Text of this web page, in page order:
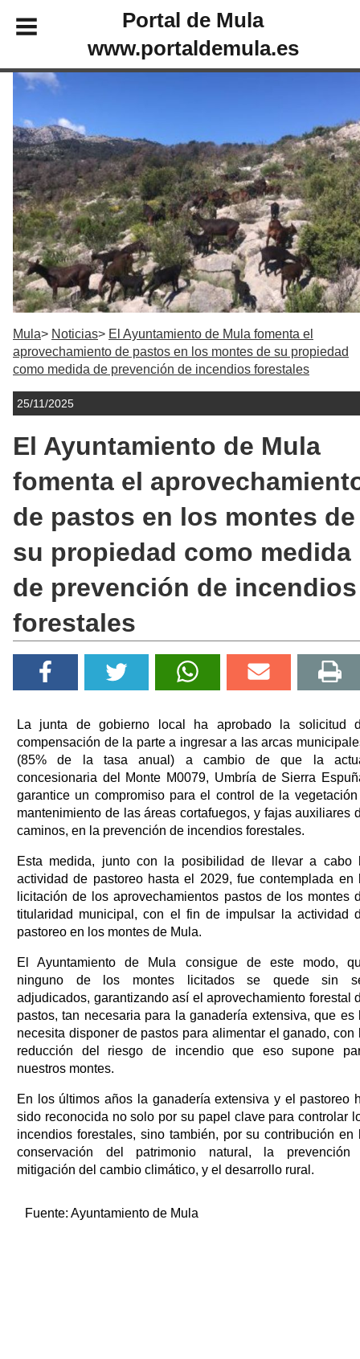
Portal de Mula
www.portaldemula.es
Mula Noticias
El Ayuntamiento de Mula fomenta el
aprovechamiento de pastos en los montes de su propiedad
como medida de prevención de incendios forestales
25/11/2025
El Ayuntamiento de Mula
fomenta el
de pastos en los montes de
su propiedad como medida
de prevención de incendios
forestales
La junta de gobierno local ha aprobado la solicitud
compensación de la parte a ingresar a las arcas
(85% de la tasa anual) a cambio de que la
concesionaria del Monte M0079, Umbría de Sierra
garantice un compromiso para el control de la
mantenimiento de las áreas cortafuegos, y fajas auxiliares
caminos, en la prevención de incendios forestales.
Esta medida, junto con la posibilidad de llevar a cabo
actividad de pastoreo hasta el 2029, fue contemplada en
licitación de los aprovechamientos pastos de los montes
titularidad municipal, con el fin de impulsar la actividad
pastoreo en los montes de Mula.
El Ayuntamiento de Mula consigue de este modo,
ninguno de los montes licitados se quede sin
adjudicados, garantizando así el aprovechamiento forestal
pastos, tan necesaria para la ganadería extensiva, que es
necesita disponer de pastos para alimentar el ganado, con
reducción del riesgo de incendio que eso supone
nuestros montes.
En los últimos años la ganadería extensiva y el pastoreo
sido reconocida no solo por su papel clave para controlar
incendios forestales, sino también, por su contribución en
conservación del patrimonio natural, la prevención
mitigación del cambio climático, y el desarrollo rural.
Fuente: Ayuntamiento de Mula